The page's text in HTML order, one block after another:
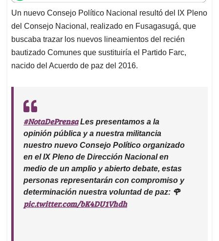
t
s
A
p
p
e
b
o
o
k
k
e
d
I
n
i
l
e
a
d
s
Un nuevo Consejo Político Nacional resultó del IX Pleno
del Consejo Nacional, realizado en Fusagasugá, que
buscaba trazar los nuevos lineamientos del recién
bautizado Comunes que sustituiría el Partido Farc,
nacido del Acuerdo de paz del 2016.
#NotaDePrensaLes presentamos a la
opinión pública y a nuestra militancia
nuestro nuevo Consejo Político organizado
en el IX Pleno de Dirección Nacional en
medio de un amplio y abierto debate, estas
personas representarán con compromiso y
determinación nuestra voluntad de paz: 🌹
pic.twitter.com/bK4DU1Vhdh